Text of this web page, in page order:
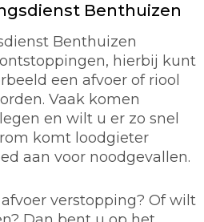
Benthuizen
Benthuizen
hierbij kunt
een afvoer of riool
Vaak komen
en wilt u er zo snel
komt loodgieter
aan voor noodgevallen.
verstopping? Of wilt